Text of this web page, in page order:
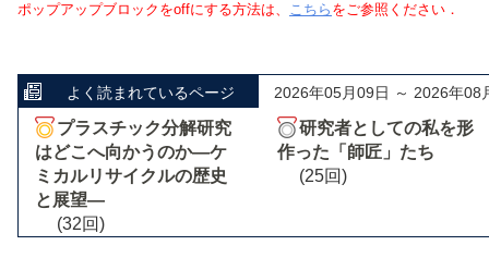
ポップアップブロックをoffにする方法は、 こちら をご参照ください．
よく読まれているページ 2026年05月09日 ～ 2026年08
プラスチック分解研究
はどこへ向かうのか―ケ
ミカルリサイクルの歴史
と展望―
(32回)
研究者としての私を形
作った「師匠」たち
(25回)